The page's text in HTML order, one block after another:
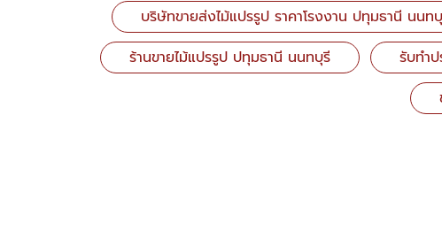
บริษัทขายส่งไม้แปรรูป ราคาโรงงาน ปทุมธานี นนท
ร้านขายไม้แปรรูป ปทุมธานี นนทบุรี
รับทำ